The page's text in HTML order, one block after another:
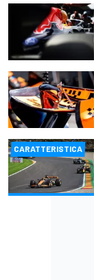
CARATTERISTICA